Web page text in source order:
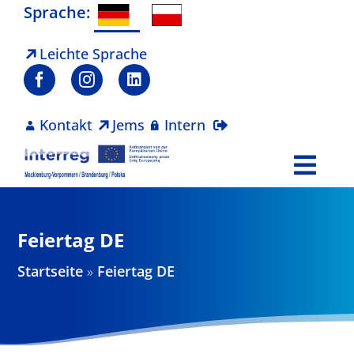
Zum
springen
Sprache:
Leichte Sprache
Kontakt Jems Intern
Projekte
Feiertag DE
Startseite » Feiertag DE